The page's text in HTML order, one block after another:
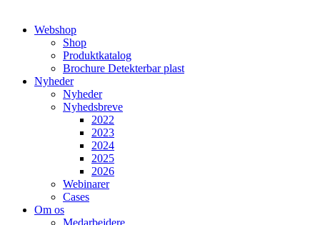
Webshop
Shop
Produktkatalog
Brochure Detekterbar plast
Nyheder
Nyheder
Nyhedsbreve
2022
2023
2024
2025
2026
Webinarer
Cases
Om os
Medarbejdere